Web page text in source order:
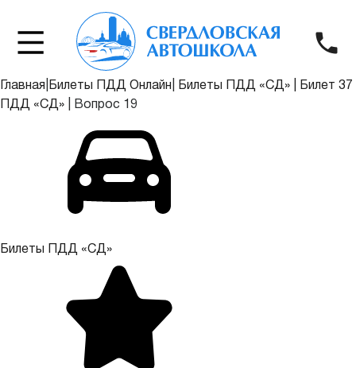
Главная Билеты ПДД Онлайн Билеты ПДД «СД»
Билет 37
ПДД «СД»
Вопрос 19
Билеты ПДД «СД»